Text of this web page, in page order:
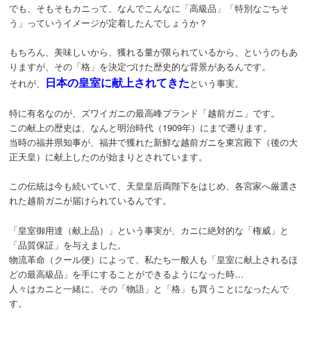
でも、そもそもカニって、なんでこんなに「高級品」「特別なごちそ
う」っていうイメージが定着したんでしょうか？
もちろん、美味しいから、獲れる量が限られているから、というのもあ
りますが、その「格」を決定づけた歴史的な背景があるんです。
それが、 日本の皇室に献上されてきたという事実。
特に有名なのが、ズワイガニの最高峰ブランド「越前ガニ」です。
この献上の歴史は、なんと明治時代（1909年）にまで遡ります。
当時の福井県知事が、福井で獲れた新鮮な越前ガニを東宮殿下（後の大
正天皇）に献上したのが始まりとされています。
この伝統は今も続いていて、天皇皇后両陛下をはじめ、各宮家へ厳選さ
れた越前ガニが届けられているんです。
「皇室御用達（献上品）」という事実が、カニに絶対的な「権威」と
「品質保証」を与えました。
物流革命（クール便）によって、私たち一般人も「皇室に献上されるほ
どの最高級品」を手にすることができるようになった時…
人々はカニと一緒に、その「物語」と「格」も買うことになったんで
す。